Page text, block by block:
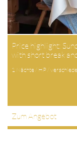
Price highlight:
with short break
1 Nächte / HP /
Zum Angebot